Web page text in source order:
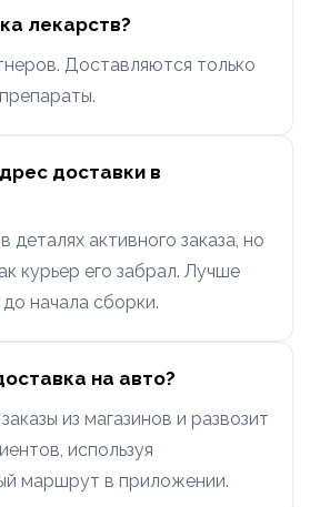
лекарств?
Доставляются только
доставки в
деталях активного заказа, но
курьер его забрал. Лучше
начала сборки.
на авто?
из магазинов и развозит
используя
маршрут в приложении.